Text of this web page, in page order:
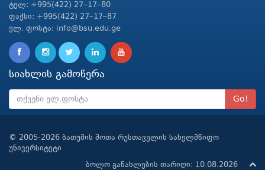
ტელ: +995(422) 27–17–80
ფაქსი: +995(422) 27–17–87
ელ. ფოსტა: info@bsu.edu.ge
სიახლის გამოწერა
Go!
© 2005-2026 ბათუმის შოთა რუსთაველის სახელმწიფო
უნივერსიტეტი
ბოლო განახლების თარიღი: 10.08.2026